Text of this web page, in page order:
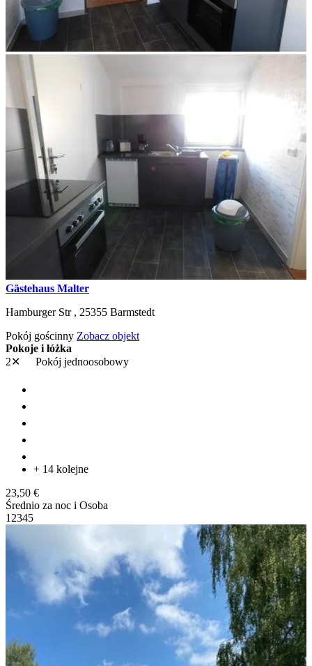
Gästehaus Malter
Hamburger Str , 25355 Barmstedt
Pokój gościnny Zobacz objekt
Pokoje i łóżka
2✕
Pokój jednoosobowy
+ 14 kolejne
23,50 €
Średnio za noc i Osoba
1 2345